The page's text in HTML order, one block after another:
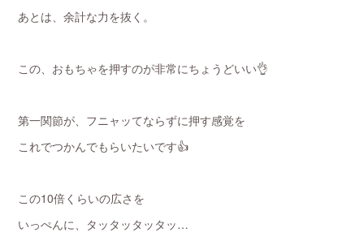
あとは、余計な力を抜く。
この、おもちゃを押すのが非常にちょうどいい👌
第一関節が、フニャッてならずに押す感覚を
これでつかんでもらいたいです👍
この10倍くらいの広さを
いっぺんに、タッタッタッタッ…